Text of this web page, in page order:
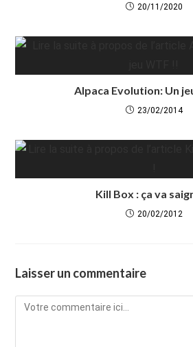
20/11/2020
Alpaca Evolution: Un
23/02/2014
Kill Box : ça va
20/02/2012
Laisser un commentaire
Comment